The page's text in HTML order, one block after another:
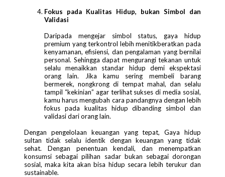
Fokus pada Kualitas Hidup, bukan Simbol dan
Validasi
Daripada mengejar simbol status, gaya hidup
premium yang terkontrol lebih menitikberatkan pada
kenyamanan, efisiensi, dan pengalaman yang bernilai
personal. Sehingga dapat mengurangi tekanan untuk
selalu menaikkan standar hidup demi ekspektasi
orang lain. Jika kamu sering membeli barang
bermerek, nongkrong di tempat mahal, dan selalu
tampil “kekinian” agar terlihat sukses di media sosial,
kamu harus mengubah cara pandangnya dengan lebih
fokus pada kualitas hidup dibanding simbol dan
validasi dari orang lain.
Dengan pengelolaan keuangan yang tepat, Gaya hidup
sultan tidak selalu identik dengan keuangan yang tidak
sehat. Dengan penentuan kendali, dan menempatkan
konsumsi sebagai pilihan sadar bukan sebagai dorongan
sosial, maka kita akan bisa hidup secara lebih terukur dan
sustainable.